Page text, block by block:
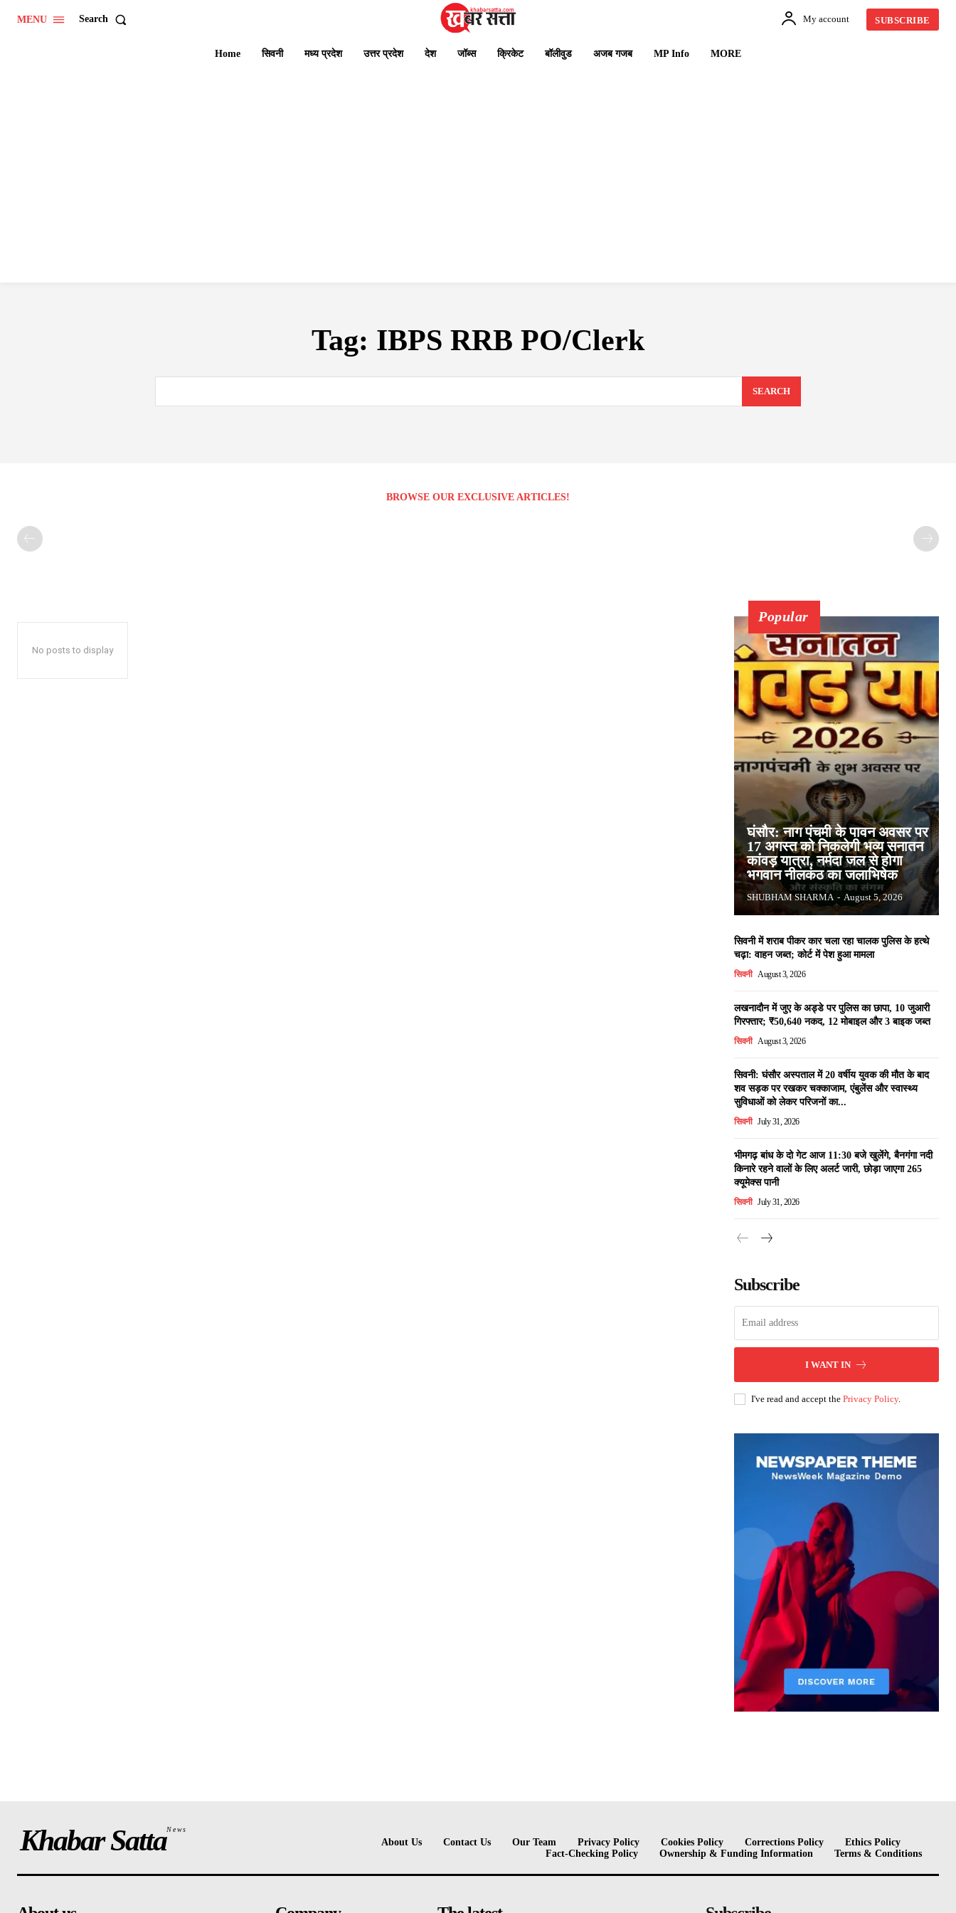
MENU Search My account SUBSCRIBE
Home सिवनी मध्य प्रदेश उत्तर प्रदेश देश जॉब्स क्रिकेट बॉलीवुड अजब गजब MP Info MORE
Tag: IBPS RRB PO/Clerk
SEARCH
BROWSE OUR EXCLUSIVE ARTICLES!
No posts to display
Popular
घंसौर: नाग पंचमी के पावन अवसर पर
17 अगस्त को निकलेगी भव्य सनातन
कांवड़ यात्रा, नर्मदा जल से होगा
भगवान नीलकंठ का जलाभिषेक
SHUBHAM SHARMA - August 5, 2026
सिवनी में शराब पीकर कार चला रहा चालक पुलिस के हत्थे
चढ़ा: वाहन जब्त; कोर्ट में पेश हुआ मामला
सिवनी August 3, 2026
लखनादौन में जुए के अड्डे पर पुलिस का छापा, 10 जुआरी
गिरफ्तार; ₹50,640 नकद, 12 मोबाइल और 3 बाइक जब्त
सिवनी August 3, 2026
सिवनी: घंसौर अस्पताल में 20 वर्षीय युवक की मौत के बाद
शव सड़क पर रखकर चक्काजाम, एंबुलेंस और स्वास्थ्य
सुविधाओं को लेकर परिजनों का...
सिवनी July 31, 2026
भीमगढ़ बांध के दो गेट आज 11:30 बजे खुलेंगे, बैनगंगा नदी
किनारे रहने वालों के लिए अलर्ट जारी, छोड़ा जाएगा 265
क्यूमेक्स पानी
सिवनी July 31, 2026
Subscribe
I WANT IN
I've read and accept the Privacy Policy.
Khabar SattaNews
About Us Contact Us Our Team Privacy Policy Cookies Policy Corrections Policy
Ethics Policy
Fact-Checking Policy
Ownership & Funding Information Terms & Conditions